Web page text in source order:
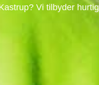
Vi tilbyder